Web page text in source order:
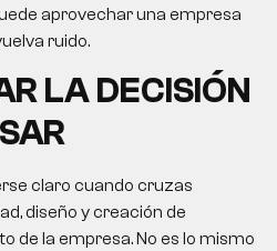
aprovechar una empresa
ruido.
LA DECISIÓN
claro cuando cruzas
diseño y creación de
de la empresa. No es lo mismo